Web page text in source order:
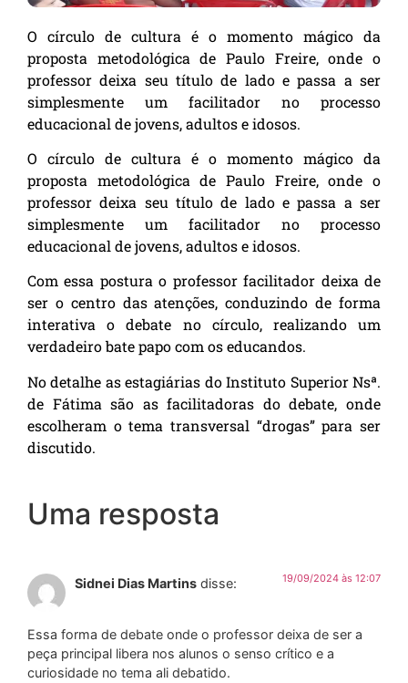
O círculo de cultura é o momento mágico da
proposta metodológica de Paulo Freire, onde o
professor deixa seu título de lado e passa a ser
simplesmente um facilitador no processo
educacional de jovens, adultos e idosos.
O círculo de cultura é o momento mágico da
proposta metodológica de Paulo Freire, onde o
professor deixa seu título de lado e passa a ser
simplesmente um facilitador no processo
educacional de jovens, adultos e idosos.
Com essa postura o professor facilitador deixa de
ser o centro das atenções, conduzindo de forma
interativa o debate no círculo, realizando um
verdadeiro bate papo com os educandos.
No detalhe as estagiárias do Instituto Superior Nsª.
de Fátima são as facilitadoras do debate, onde
escolheram o tema transversal “drogas” para ser
discutido.
Uma resposta
Sidnei Dias Martins disse: 19/09/2024 às 12:07
Essa forma de debate onde o professor deixa de ser a
peça principal libera nos alunos o senso crítico e a
curiosidade no tema ali debatido.